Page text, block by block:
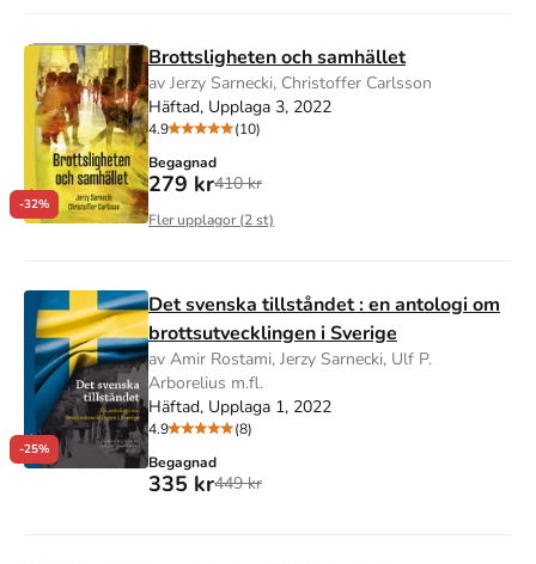
-32%
Brottsligheten och samhället
av Jerzy Sarnecki, Christoffer Carlsson
Häftad, Upplaga 3, 2022
4.9
(10)
Begagnad
279 kr410 kr
Fler upplagor (2st)
-25%
Det svenska tillståndet : en antologi om
brottsutvecklingen i Sverige
av Amir Rostami, Jerzy Sarnecki, Ulf P.
Arborelius m.fl.
Häftad, Upplaga 1, 2022
4.9
(8)
Begagnad
335 kr449 kr